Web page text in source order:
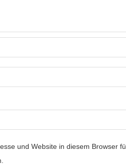
und Website in diesem Browser